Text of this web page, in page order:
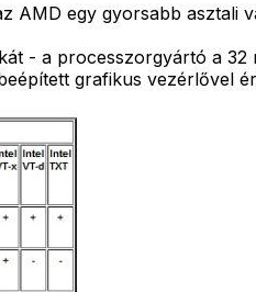
AMD egy gyorsabb asztali
- a processzorgyártó a 32
grafikus vezérlővel